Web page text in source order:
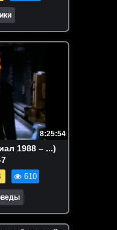
8:25:54
1988 – ...)
610